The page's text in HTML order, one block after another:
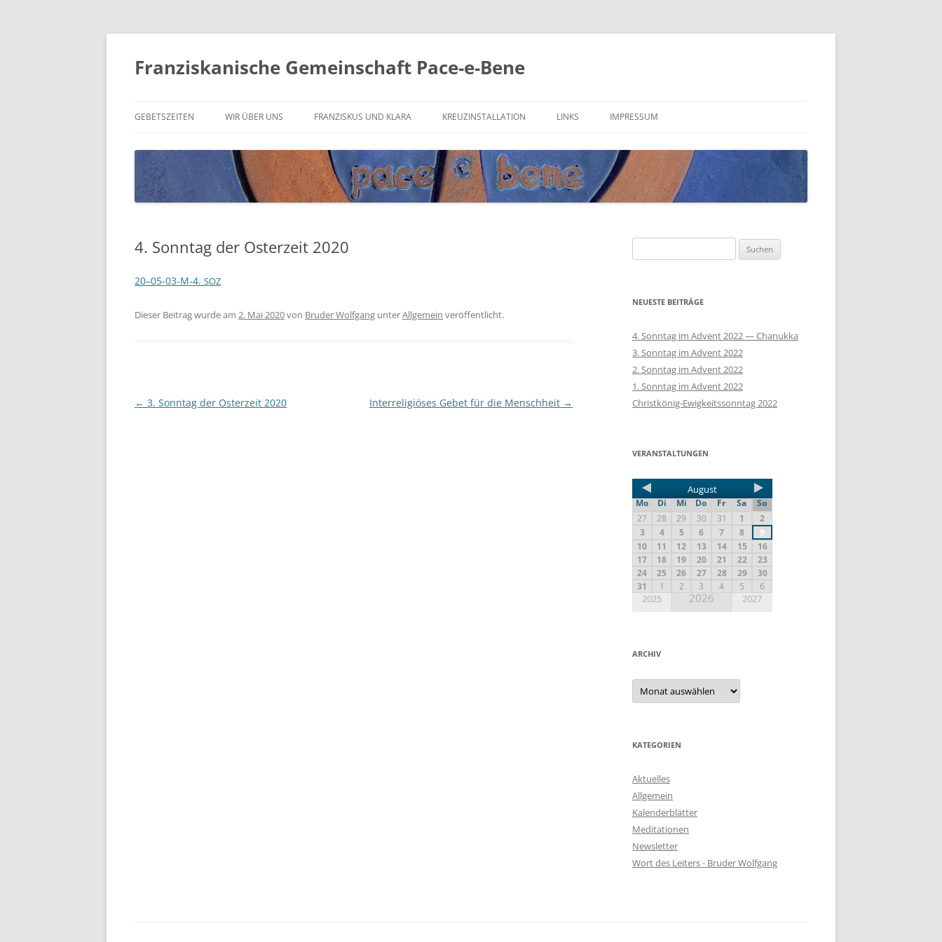
Franziskanische Gemeinschaft Pace-e-Bene
Inhalt
GEBETSZEITEN WIR ÜBER UNS FRANZISKUS UND KLARA
FRIEDENSGEBET
KREUZ VON SAN DAMIANO
KREUZINSTALLATION LINKS IMPRESSUM
4. Sonntag der Osterzeit 2020
20–05-03-M‑4. SOZ
Dieser Beitrag wurde am 2. Mai 2020von Bruder Wolfgang unterAllgemein veröffentlicht.
Beitragsnavigation
← 3. Sonntag der Osterzeit 2020 Interreligiöses Gebet für die Menschheit →
nach:
NEUESTE BEITRÄGE
4. Sonntag im Advent 2022 — Chanukka
3. Sonntag im Advent 2022
2. Sonntag im Advent 2022
1. Sonntag im Advent 2022
Christkönig-Ewigkeitssonntag 2022
VERANSTALTUNGEN
August
Mo Di Mi Do Fr Sa
So
27
28 29 30 31 1
2
3
4 5 6 7 8
9
10
11 12 13 14 15
16
17
18 19 20 21 22
23
24
25 26 27 28 29
30
31
1 2 3 4 5 6
2025 2026 2027
ARCHIV
KATEGORIEN
Aktuelles
Allgemein
Kalenderblätter
Meditationen
Newsletter
Wort des Leiters - Bruder Wolfgang